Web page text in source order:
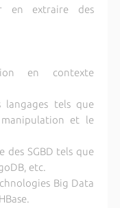
en extraire des
en contexte
langages tels que
et le
des SGBD tels que
etc.
Big Data